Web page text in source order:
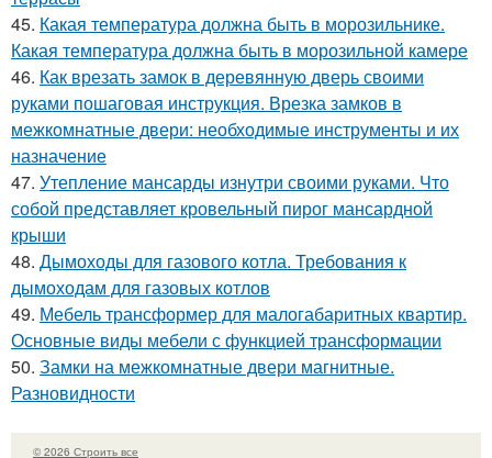
45. Какая температура должна быть в морозильнике.
Какая температура должна быть в морозильной камере
46. Как врезать замок в деревянную дверь своими
руками пошаговая инструкция. Врезка замков в
межкомнатные двери: необходимые инструменты и их
назначение
47. Утепление мансарды изнутри своими руками. Что
собой представляет кровельный пирог мансардной
крыши
48. Дымоходы для газового котла. Требования к
дымоходам для газовых котлов
49. Мебель трансформер для малогабаритных квартир.
Основные виды мебели с функцией трансформации
50. Замки на межкомнатные двери магнитные.
Разновидности
© 2026 Строить все